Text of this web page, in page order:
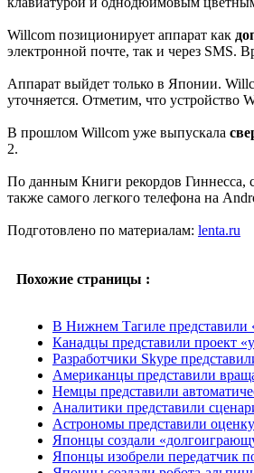
Willcom позиционирует аппарат как
электронной почте, так и через SMS.
Аппарат выйдет только в Японии.
уточняется. Отметим, что устройство
В прошлом Willcom уже выпускала
2.
По данным Книги рекордов Гиннесса,
также самого легкого телефона на
Подготовлено по материалам: lenta.ru
Похожие страницы :
В Нижнем Тагиле представили
Канадцы представили проект
Разработчики Skype
Американцы представили
Немцы представили
Аналитики представили
Астрономы представили
Японцы создали
Японцы изобрели передатчик